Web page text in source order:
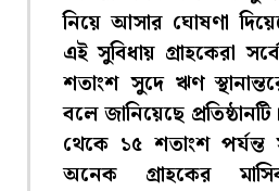
নিয়ে আসার ঘোষণা
এই সুবিধায় গ্রাহকেরা
শতাংশ সুদে ঋণ
বলে জানিয়েছে
থেকে ১৫ শতাংশ
অনেক গ্রাহকের